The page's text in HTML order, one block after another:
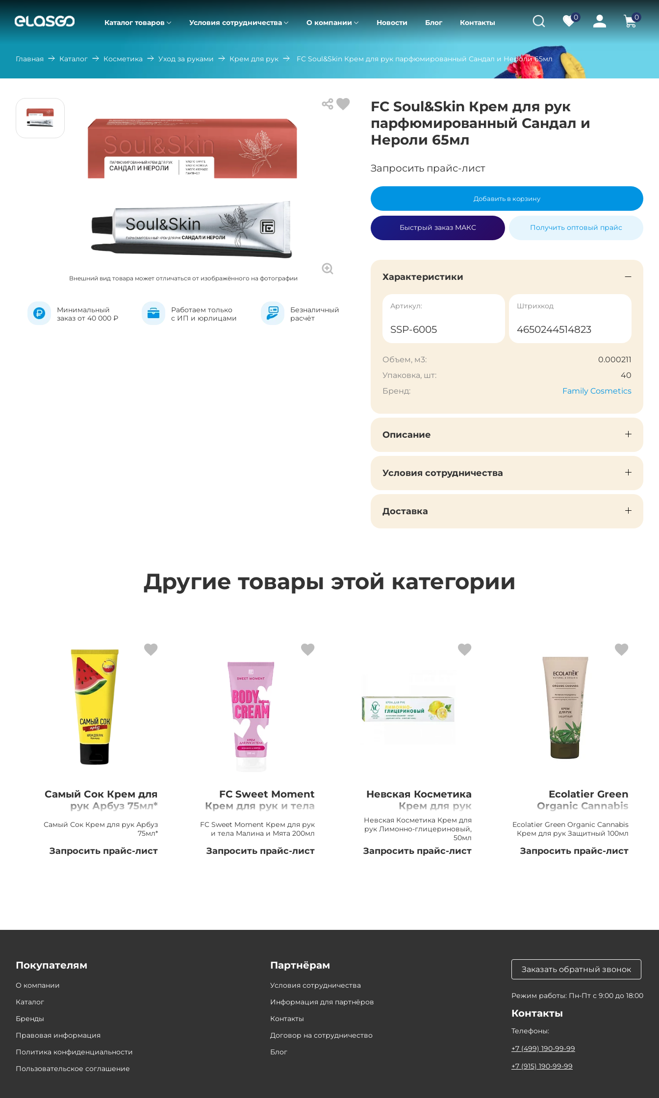
Каталог товаров Условия сотрудничества О компании Новости Блог Контакты
0 0
Главная Каталог Косметика Уход за руками Крем для рук FC Soul&Skin Крем для рук парфюмированный Сандал и Нероли 65мл
Внешний вид товара может отличаться от изображённого на фотографии
Минимальный
заказ от 40 000 ₽
Работаем только
с ИП и юрлицами
Безналичный
расчёт
FC Soul&Skin Крем для рук
парфюмированный Сандал и
Нероли 65мл
Запросить прайс-лист
Добавить в корзину
Быстрый заказ МАКС Получить оптовый прайс
Характеристики
Артикул:
SSP-6005
Штрихкод
4650244514823
Объем, м3:
0.000211
Упаковка, шт:
40
Бренд:
Family Cosmetics
Описание
Условия сотрудничества
Доставка
Другие товары этой категории
Самый Сок Крем для
рук Арбуз 75мл*
Самый Сок Крем для рук Арбуз
75мл*
Запросить прайс-лист
FC Sweet Moment
Крем для рук и тела
FC Sweet Moment Крем для рук
и тела Малина и Мята 200мл
Запросить прайс-лист
Невская Косметика
Крем для рук
Лимонно-
глицериновый, 50мл
Невская Косметика Крем для
рук Лимонно-глицериновый,
50мл
Запросить прайс-лист
Ecolatier Green
Organic Cannabis
Защитный, 100мл
Ecolatier Green Organic Cannabis
Крем для рук Защитный 100мл
Запросить прайс-лист
Покупателям
О компании
Каталог
Бренды
Правовая информация
Политика конфиденциальности
Пользовательское соглашение
Партнёрам
Условия сотрудничества
Информация для партнёров
Контакты
Договор на сотрудничество
Блог
Заказать обратный звонок
Режим работы: Пн-Пт с 9:00 до 18:00
Контакты
Телефоны:
+7 (499) 190-99-99
+7 (915) 190-99-99